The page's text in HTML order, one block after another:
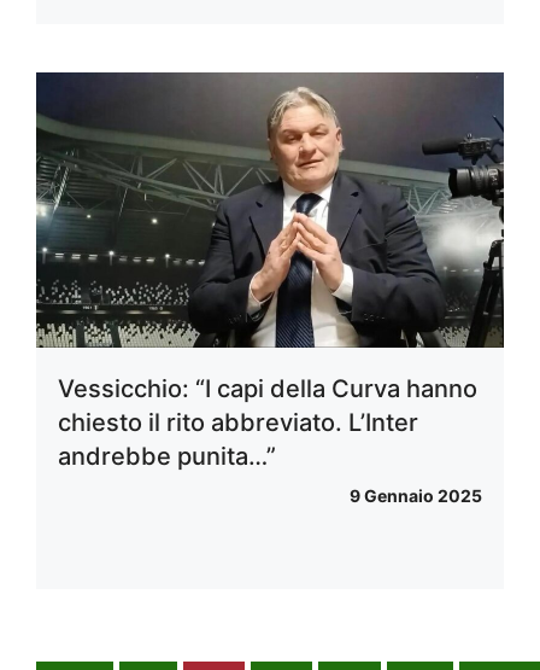
Vessicchio: “I capi della Curva hanno
chiesto il rito abbreviato. L’Inter
andrebbe punita…”
9 Gennaio 2025